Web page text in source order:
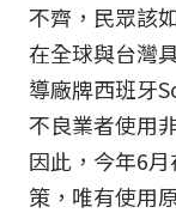
不齊，民眾該
在全球與台灣
導廠牌西班牙
不良業者使用
因此，今年6
策，唯有使用